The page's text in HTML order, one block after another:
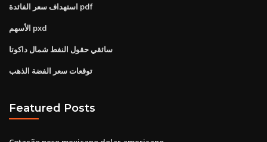
استهداف سعر الفائدة pdf
الأسهم pxd
سائقي حقول النفط شمال داكوتا
توقعات سعر الفضة الذهب
Featured Posts